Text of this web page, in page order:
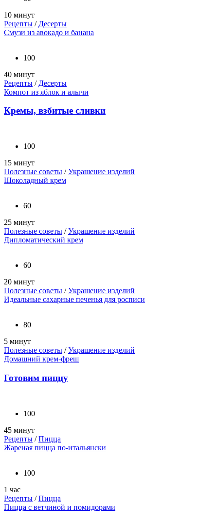
10 минут
Рецепты / Десерты
Смузи из авокадо и банана
100
40 минут
Рецепты / Десерты
Компот из яблок и алычи
Кремы, взбитые сливки
100
15 минут
Полезные советы /Украшение изделий
Шоколадный крем
60
25 минут
Полезные советы /Украшение изделий
Дипломатический крем
60
20 минут
Полезные советы /Украшение изделий
Идеальные сахарные печенья для росписи
80
5 минут
Полезные советы /Украшение изделий
Домашний крем-фреш
Готовим пиццу
100
45 минут
Рецепты /Пицца
Жареная пицца по-итальянски
100
1 час
Рецепты /Пицца
Пицца с ветчиной и помидорами